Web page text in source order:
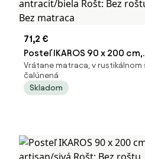
71,2 €
Posteľ IKAROS 90 x 200 cm,
antracit/biela Rošt: Bez
Bez matraca
Vrátane matraca, v rustikálnom
čalúnená
Skladom